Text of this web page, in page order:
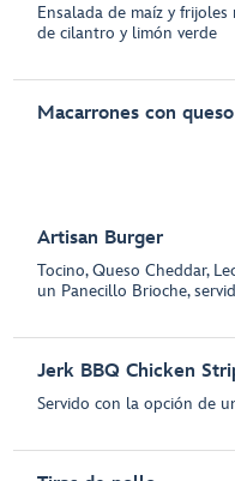
Ensalada de maíz y
de cilantro y limón verde
Macarrones con
Artisan Burger
Tocino, Queso Cheddar,
un Panecillo Brioche,
Jerk BBQ Chicken
Servido con la opción de